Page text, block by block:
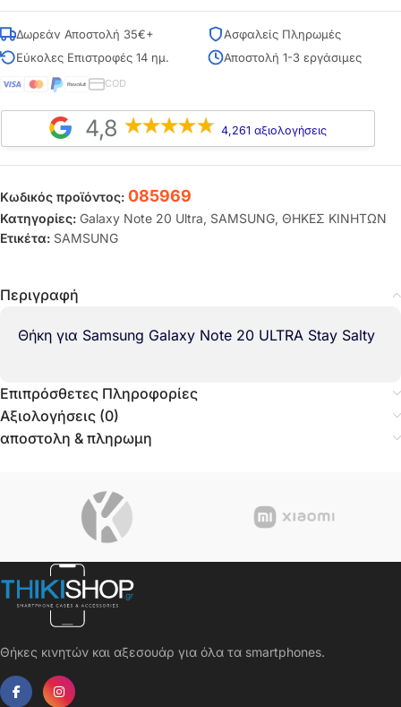
Δωρεάν Αποστολή 35€+
Ασφαλείς Πληρωμές
Εύκολες Επιστροφές 14 ημ.
Αποστολή 1-3 εργάσιμες
COD
4,8 4,261 αξιολογήσεις
Κωδικός προϊόντος: 085969
Κατηγορίες: Galaxy Note 20 Ultra, SAMSUNG, ΘΗΚΕΣ ΚΙΝΗΤΩΝ
Ετικέτα: SAMSUNG
Περιγραφή
Θήκη για Samsung Galaxy Note 20 ULTRA Stay Salty
Επιπρόσθετες Πληροφορίες
Αξιολογήσεις (0)
αποστολη & πληρωμη
Θήκες κινητών και αξεσουάρ για όλα τα smartphones.